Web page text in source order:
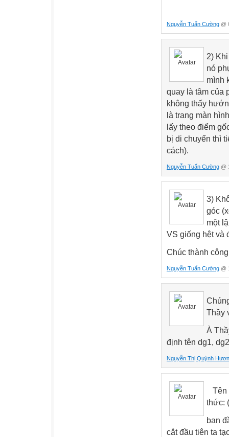
Nguyễn Tuấn Cường @
2)
nó
mình
quay là tâm của
không thấy
là trang màn
lấy theo điểm
bị di chuyển thì
cách).
Nguyễn Tuấn Cường @
3)
góc
một
VS giống hệt và
Chúc thành
Nguyễn Tuấn Cường @
Thầy
À
định tên dg1,
Nguyễn Thị Quỳnh
Tên
thức:
ban
cắt đầu tiên ta